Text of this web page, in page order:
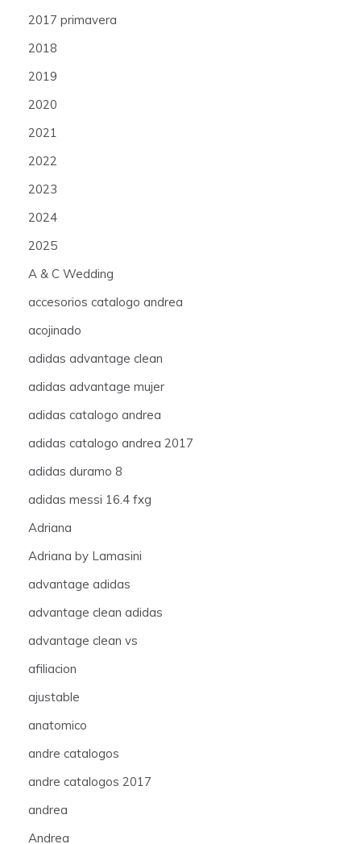
2017 primavera
2018
2019
2020
2021
2022
2023
2024
2025
A & C Wedding
accesorios catalogo andrea
acojinado
adidas advantage clean
adidas advantage mujer
adidas catalogo andrea
adidas catalogo andrea 2017
adidas duramo 8
adidas messi 16.4 fxg
Adriana
Adriana by Lamasini
advantage adidas
advantage clean adidas
advantage clean vs
afiliacion
ajustable
anatomico
andre catalogos
andre catalogos 2017
andrea
Andrea